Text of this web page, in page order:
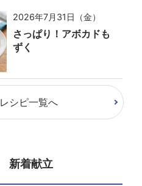
2026年7月31日（金）
さっぱり！アボカドも
ずく
レシピ一覧へ
新着献立